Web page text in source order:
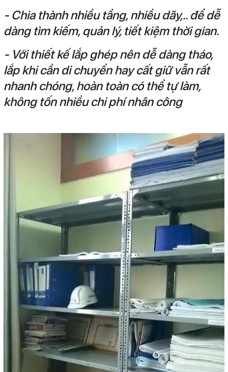
- Chia thành nhiều tầng, nhiều dãy,.. để dễ
dàng tìm kiếm, quản lý, tiết kiệm thời gian.
- Với thiết kế lắp ghép nên dễ dàng tháo,
lắp khi cần di chuyển hay cất giữ vẫn rất
nhanh chóng, hoàn toàn có thể tự làm,
không tốn nhiều chi phí nhân công